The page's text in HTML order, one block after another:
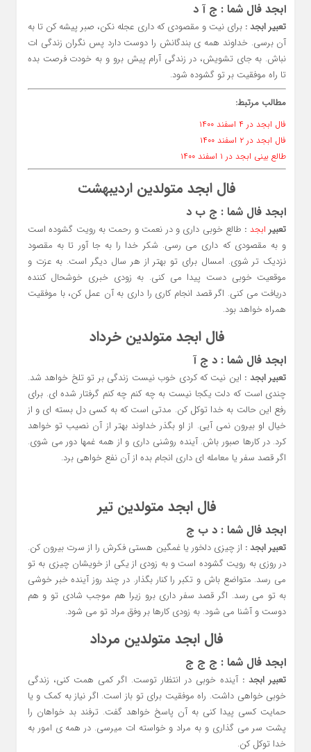
ابجد فال شما : ج آ‌ د
تعبیر ابجد : برای نیت و مقصودی که داری عجله نکن، صبر پیشه کن تا به
آن برسی. خداوند همه ی بندگانش را دوست دارد پس نگران زندگی ات
نباش. به جای تشویش، در زندگی آرام پیش برو و به خودت فرصت بده
تا راه موفقیت بر تو گشوده شود.
مطالب مرتبط:
فال ابجد در ۴ اسفند ۱۴۰۰
فال ابجد در ۲ اسفند ۱۴۰۰
طالع بینی ابجد در ۱ اسفند ۱۴۰۰
فال ابجد متولدین اردیبهشت
ابجد فال شما : ج ب د
تعبیر ابجد : طالع خوبی داری و در نعمت و رحمت به رویت گشوده است
و به مقصودی که داری می رسی. شکر خدا را به جا آور تا به مقصود
نزدیک تر شوی. امسال برای تو بهتر از هر سال دیگر است. به عزت و
موقعیت خوبی دست پیدا می کنی. به زودی خبری خوشحال کننده
دریافت می کنی. اگر قصد انجام کاری را داری به آن عمل کن، با موفقیت
همراه خواهد بود.
فال ابجد متولدین خرداد
ابجد فال شما : د ج آ
تعبیر ابجد : این نیت که کردی خوب نیست زندگی بر تو تلخ خواهد شد.
چندی است که دلت یکجا نیست به چه کنم چه کنم گرفتار شده ای. برای
رفع این حالت به خدا توکل کن. مدتی است که به کسی دل بسته ای و از
خیال او بیرون نمی آیی. از او بگذر خداوند بهتر از آن نصیب تو خواهد
کرد. در کارها صبور باش. آینده روشنی داری و از همه غمها دور می شوی.
اگر قصد سفر یا معامله ای داری انجام بده از آن نفع خواهی برد.
فال ابجد متولدین تیر
ابجد فال شما : د ب ج
تعبیر ابجد : از چیزی دلخور یا غمگین هستی فکرش را از سرت بیرون کن.
در روزی به رویت گشوده است و به زودی از یکی از خویشان چیزی به تو
می رسد. متواضع باش و تکبر را کنار بگذار. در چند روز آینده خبر خوشی
به تو می رسد. اگر قصد سفر داری برو زیرا هم موجب شادی تو و هم
دوست و آشنا می شود. به زودی کارها بر وفق مراد تو می شود.
فال ابجد متولدین مرداد
ابجد فال شما : ج ج ج
تعبیر ابجد : آینده خوبی در انتظار توست. اگر کمی همت کنی، زندگی
خوبی خواهی داشت. راه موفقیت برای تو باز است. اگر نیاز به کمک و یا
حمایت کسی پیدا کنی به آن پاسخ خواهد گفت. ترفند بد خواهان را
پشت سر می گذاری و به مراد و خواسته ات میرسی. در همه ی امور به
خدا توکل کن.